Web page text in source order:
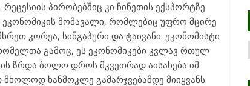
პირობებშიც კი ჩინეთის ექსპორტზე
ეკონომიკის მომავალი, რომლებიც უფრო მცირე
კორეა, სინგაპური და ტაივანი. ეკონომისტი
გამოც, ეს ეკონომიკები კვლავ რთულ
ზრდა ბოლო დროს მკვეთრად აისახება იმ
ხანმოკლე გამარჯვებამდე მიიყვანს.